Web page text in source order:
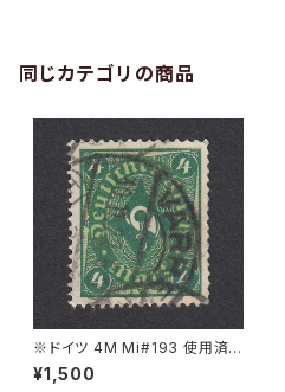
同じカテゴリの商品
※ドイツ 4M Mi#193 使用済
み切手｜VARREL 30.11.1922
¥1,500